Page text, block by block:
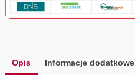
Opis Informacje dodatkowe